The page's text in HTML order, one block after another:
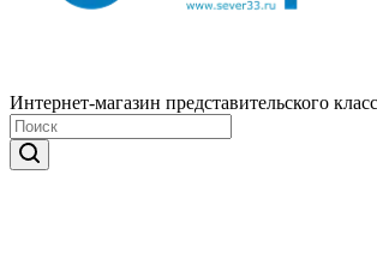
Интернет-магазин представительского